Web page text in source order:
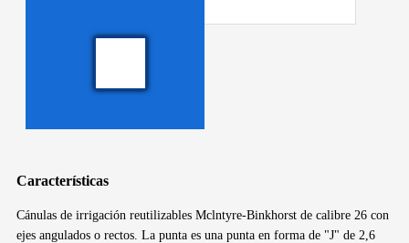
Características
Cánulas de irrigación reutilizables Mclntyre-Binkhorst de calibre 26 con
ejes angulados o rectos. La punta es una punta en forma de "J" de 2,6